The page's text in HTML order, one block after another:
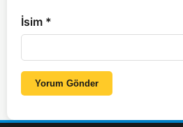
İsim *
Yorum Gönder